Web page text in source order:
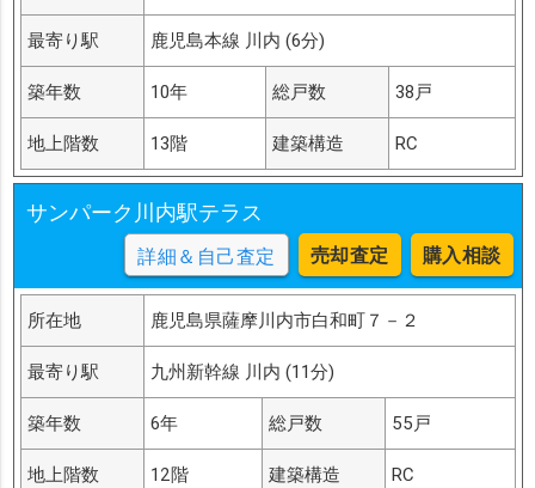
最寄り駅 鹿児島本線 川内 (6分)
築年数 10年 総戸数 38戸
地上階数 13階 建築構造 RC
サンパーク川内駅テラス
詳細＆自己査定 売却査定 購入相談
所在地 鹿児島県薩摩川内市白和町７－２
最寄り駅 九州新幹線 川内 (11分)
築年数 6年 総戸数 55戸
地上階数 12階 建築構造 RC